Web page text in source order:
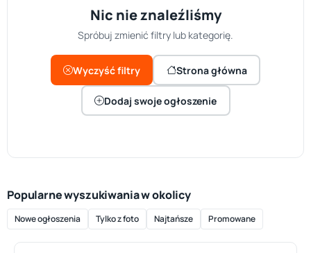
Nic nie znaleźliśmy
Spróbuj zmienić filtry lub kategorię.
Wyczyść filtry Strona główna
Dodaj swoje ogłoszenie
Popularne wyszukiwania w okolicy
Nowe ogłoszenia Tylko z foto Najtańsze Promowane